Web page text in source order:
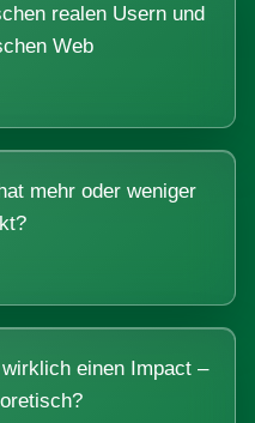
realen Usern und
Web
mehr oder weniger
einen Impact –